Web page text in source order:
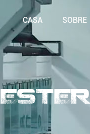
CASA SOBRE